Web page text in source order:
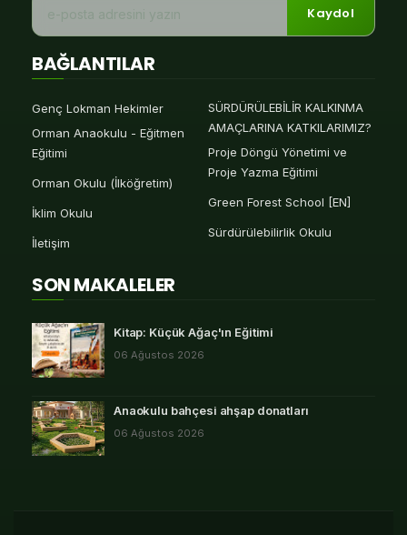
Kaydol
BAĞLANTILAR
Genç Lokman Hekimler
SÜRDÜRÜLEBİLİR KALKINMA
AMAÇLARINA KATKILARIMIZ?
Orman Anaokulu - Eğitmen
Eğitimi
Proje Döngü Yönetimi ve
Proje Yazma Eğitimi
Orman Okulu (İlköğretim)
Green Forest School [EN]
İklim Okulu
Sürdürülebilirlik Okulu
İletişim
SON MAKALELER
Kitap: Küçük Ağaç'ın Eğitimi
06 Ağustos 2026
Anaokulu bahçesi ahşap donatları
06 Ağustos 2026